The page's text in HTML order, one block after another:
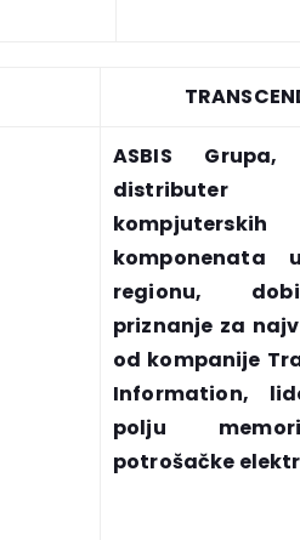
ASBIS Grupa,
distributer
kompjuterskih
komponenata
regionu,
priznanje za
od kompanije
Information,
polju
potrošačke